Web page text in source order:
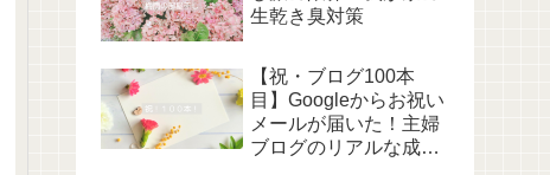
生乾き臭対策
【祝・ブログ100本
目】Googleからお祝い
メールが届いた！主婦
ブログのリアルな成長